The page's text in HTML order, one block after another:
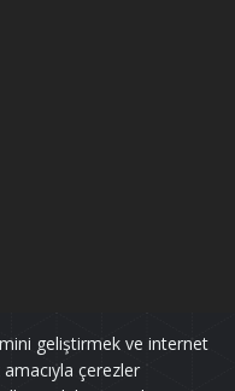
geliştirmek ve internet
çerezler